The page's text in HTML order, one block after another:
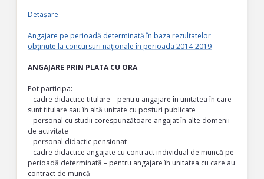
Detașare
Angajare pe perioadă determinată în baza rezultatelor
obținute la concursuri naționale în perioada 2014-2019
ANGAJARE PRIN PLATA CU ORA
Pot participa:
– cadre didactice titulare – pentru angajare în unitatea în care
sunt titulare sau în altă unitate cu posturi publicate
– personal cu studii corespunzătoare angajat în alte domenii
de activitate
– personal didactic pensionat
– cadre didactice angajate cu contract individual de muncă pe
perioadă determinată – pentru angajare în unitatea cu care au
contract de muncă